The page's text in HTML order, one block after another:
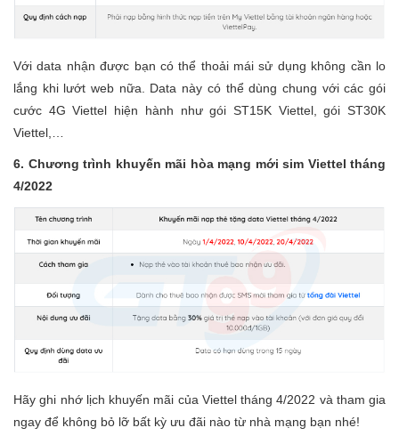
Với data nhận được bạn có thể thoải mái sử dụng không cần lo
lắng khi lướt web nữa. Data này có thể dùng chung với các gói
cước 4G Viettel hiện hành như gói ST15K Viettel, gói ST30K
Viettel,…
6. Chương trình khuyến mãi hòa mạng mới sim Viettel tháng
4/2022
Hãy ghi nhớ lịch khuyến mãi của Viettel tháng 4/2022 và tham gia
ngay để không bỏ lỡ bất kỳ ưu đãi nào từ nhà mạng bạn nhé!